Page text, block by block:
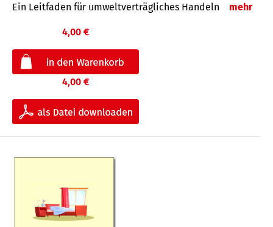
Ein Leitfaden für um­welt­ver­träg­liches Han­deln mehr
4,00 €
4,00 €